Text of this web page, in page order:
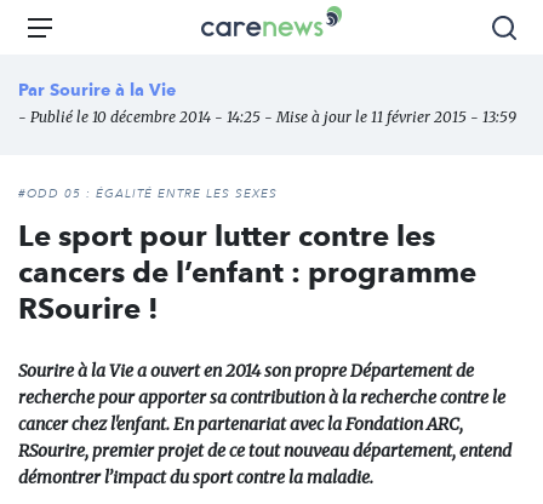
Aller
principal
Carenews,
des
l'engagement
Menu
Par Sourire à la Vie
- Publié le 10 décembre 2014 - 14:25 - Mise à jour le 11 février 2015 - 13:59
#ODD 05 : ÉGALITÉ ENTRE LES SEXES
Le sport pour lutter contre les
cancers de l’enfant : programme
RSourire !
Sourire à la Vie a ouvert en 2014 son propre Département de
recherche pour apporter sa contribution à la recherche contre le
cancer chez l'enfant. En partenariat avec la Fondation ARC,
RSourire, premier projet de ce tout nouveau département, entend
démontrer l’impact du sport contre la maladie.